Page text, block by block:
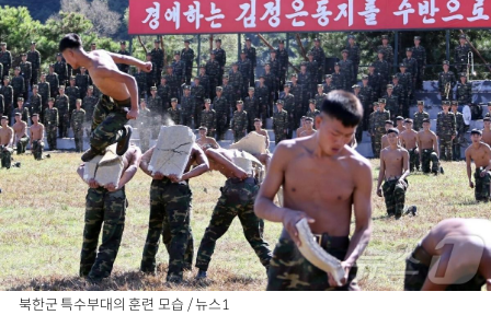
북한군 특수부대의 훈련 모습 / 뉴스1